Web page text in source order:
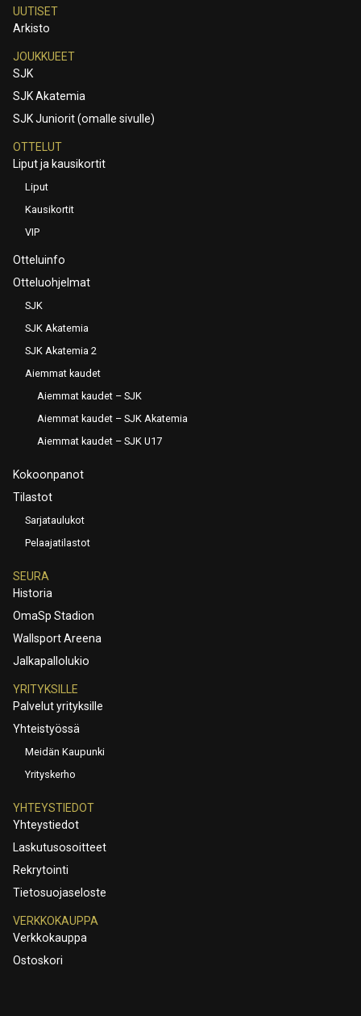
UUTISET
Arkisto
JOUKKUEET
SJK
SJK Akatemia
SJK Juniorit (omalle sivulle)
OTTELUT
Liput ja kausikortit
Liput
Kausikortit
VIP
Otteluinfo
Otteluohjelmat
SJK
SJK Akatemia
SJK Akatemia 2
Aiemmat kaudet
Aiemmat kaudet – SJK
Aiemmat kaudet – SJK Akatemia
Aiemmat kaudet – SJK U17
Kokoonpanot
Tilastot
Sarjataulukot
Pelaajatilastot
SEURA
Historia
OmaSp Stadion
Wallsport Areena
Jalkapallolukio
YRITYKSILLE
Palvelut yrityksille
Yhteistyössä
Meidän Kaupunki
Yrityskerho
YHTEYSTIEDOT
Yhteystiedot
Laskutusosoitteet
Rekrytointi
Tietosuojaseloste
VERKKOKAUPPA
Verkkokauppa
Ostoskori